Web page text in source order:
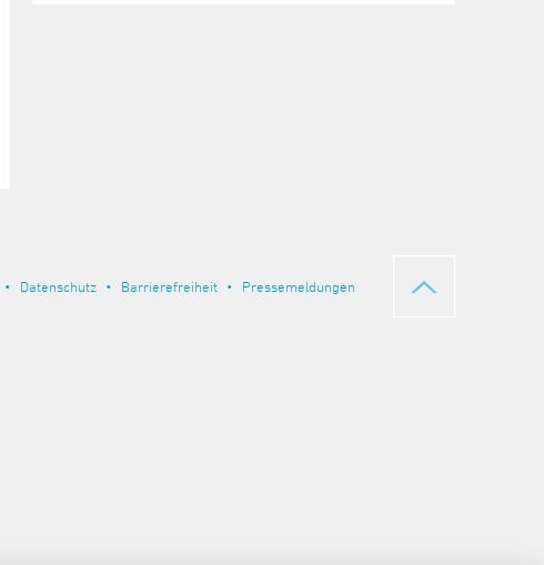
Datenschutz Barrierefreiheit Pressemeldungen